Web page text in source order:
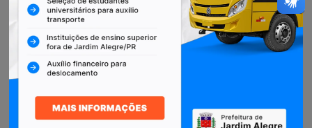
Restituição de Contribuintes